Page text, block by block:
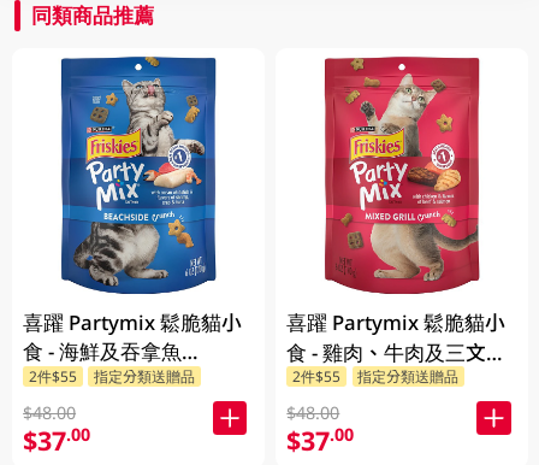
同類商品推薦
喜躍 Partymix 鬆脆貓小
食 - 海鮮及吞拿魚
170GM
2件$55 指定分類送贈品
$48.00
$37.00
喜躍 Partymix 鬆脆貓小
食 - 雞肉、牛肉及三文魚
口味 170GM
2件$55 指定分類送贈品
$48.00
$37.00